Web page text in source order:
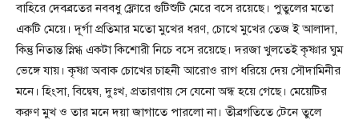
বাহিরে দেবব্রতের নববধু ফ্লোরে গুটিশুটি মেরে বসে রয়েছে। পুতুলের মতো
একটি মেয়ে। দূর্গা প্রতিমার মতো মুখের ধরণ, চোখে মুখের তেজ ই আলাদা,
কিন্তু নিতান্ত স্নিগ্ধ একটা কিশোরী নিচে বসে রয়েছে। দরজা খুলতেই কৃষ্ণার ঘুম
ভেঙ্গে যায়। কৃষ্ণা অবাক চোখের চাহনী আরোও রাগ ধরিয়ে দেয় সৌদামিনীর
মনে। হিংসা, বিদ্বেষ, দুঃখ, প্রতারণায় সে যেনো অন্ধ হয়ে গেছে। মেয়েটির
করুণ মুখ ও তার মনে দয়া জাগাতে পারলো না। তীব্রগতিতে টেনে তুলে